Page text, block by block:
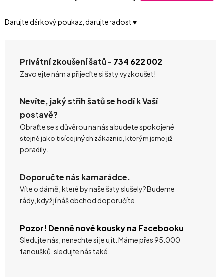
Darujte dárkový poukaz, darujte radost ♥️
Privátní zkoušení šatů - 734 622 002
Zavolejte nám a přijeďte si šaty vyzkoušet!
Nevíte, jaký střih šatů se hodí k Vaší
postavě?
Obraťte se s důvěrou na nás a budete spokojené
stejně jako tisíce jiných zákaznic, kterým jsme již
poradily.
Doporučte nás kamarádce.
Víte o dámě, které by naše šaty slušely? Budeme
rády, když jí náš obchod doporučíte.
Pozor! Denně nové kousky na Facebooku
Sledujte nás, nenechte si je ujít. Máme přes 95.000
fanoušků, sledujte nás také.